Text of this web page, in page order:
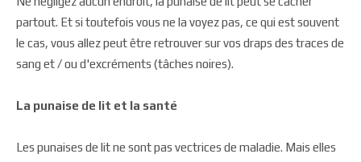
partout. Et si toutefois vous ne la voyez pas, ce qui est souvent
le cas, vous allez peut être retrouver sur vos draps des traces de
sang et / ou d'excréments (tâches noires).
La punaise de lit et la santé
Les punaises de lit ne sont pas vectrices de maladie. Mais elles